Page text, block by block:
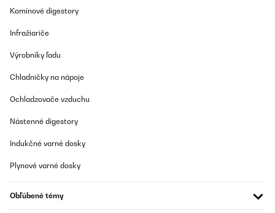
hält wie versprochen etwa 5 Stunden. Auch die LED-Beleuchtung
sorgt am Abend für eine stimmungsvolle Atmosphäre. Optisch ist
hochwertig aus und passt perfekt in meinen Garten. Die Lieferung
Ich war zunächst etwas skeptisch, aber der Brunnen und die
Brunnen ist nicht kitschig (gefällt sogar meinem Mann ) und für
einen angebauten Akku. So läuft der Brunnen auch, wenn es
Komínové digestory
Infražiariče
Výrobníky ľadu
Chladničky na nápoje
Ochladzovače vzduchu
Nástenné digestory
Indukčné varné dosky
Plynové varné dosky
Obľúbené témy